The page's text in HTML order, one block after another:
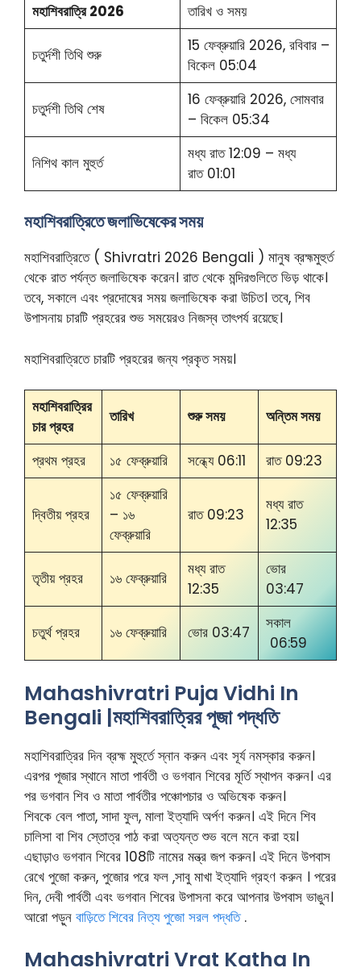
মহাশিবরাত্রি2026 তারিখ ও সময়
চতুর্দশী তিথি শুরু
15 ফেব্রুয়ারি 2026, রবিবার –
বিকেল 05:04
চতুর্দশী তিথি শেষ
16 ফেব্রুয়ারি 2026, সোমবার
– বিকেল 05:34
নিশিথ কাল মুহুর্ত
মধ্য রাত 12:09 – মধ্য
রাত 01:01
মহাশিবরাত্রিতে জলাভিষেকের সময়
মহাশিবরাত্রিতে ( Shivratri 2026 Bengali ) মানুষ ব্রহ্মমুহুর্ত
থেকে রাত পর্যন্ত জলাভিষেক করেন। রাত থেকে মন্দিরগুলিতে ভিড় থাকে।
তবে, সকালে এবং প্রদোষের সময় জলাভিষেক করা উচিত। তবে, শিব
উপাসনায় চারটি প্রহরের শুভ সময়েরও নিজস্ব তাৎপর্য রয়েছে।
মহাশিবরাত্রিতে চারটি প্রহরের জন্য প্রকৃত সময়।
মহাশিবরাত্রির
চার প্রহর
তারিখ শুরু সময় অন্তিম সময়
প্রথম প্রহর ১৫ ফেব্রুয়ারি সন্ধ্যে 06:11 রাত 09:23
দ্বিতীয় প্রহর
১৫ ফেব্রুয়ারি
– ১৬
ফেব্রুয়ারি
রাত 09:23
মধ্য রাত
12:35
তৃতীয় প্রহর ১৬ ফেব্রুয়ারি
মধ্য রাত
12:35
ভোর
03:47
চতুর্থ প্রহর ১৬ ফেব্রুয়ারি ভোর 03:47
সকাল
06:59
Mahashivratri Puja Vidhi In
Bengali |মহাশিবরাত্রির পূজা পদ্ধতি
মহাশিবরাত্রির দিন ব্রহ্ম মুহুর্তে স্নান করুন এবং সূর্য নমস্কার করুন।
এরপর পূজার স্থানে মাতা পার্বতী ও ভগবান শিবের মূর্তি স্থাপন করুন। এর
পর ভগবান শিব ও মাতা পার্বতীর পঞ্চোপচার ও অভিষেক করুন।
শিবকে বেল পাতা, সাদা ফুল, মালা ইত্যাদি অর্পণ করুন। এই দিনে শিব
চালিসা বা শিব স্তোত্র পাঠ করা অত্যন্ত শুভ বলে মনে করা হয়।
এছাড়াও ভগবান শিবের 108টি নামের মন্ত্র জপ করুন। এই দিনে উপবাস
রেখে পুজো করুন, পুজোর পরে ফল ,সাবু মাখা ইত্যাদি গ্রহণ করুন । পরের
দিন, দেবী পার্বতী এবং ভগবান শিবের উপাসনা করে আপনার উপবাস ভাঙুন।
আরো পড়ুন বাড়িতে শিবের নিত্য পুজো সরল পদ্ধতি.
Mahashivratri Vrat Katha In